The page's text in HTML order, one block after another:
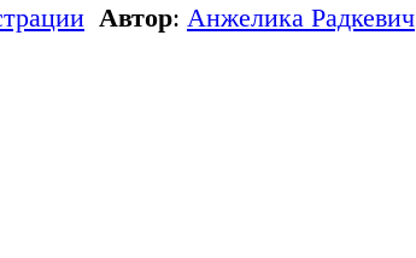
Автор: Анжелика Радкевич